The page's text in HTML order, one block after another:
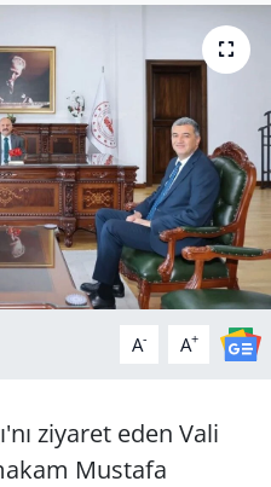
A- A+
ziyaret eden Vali
Mustafa